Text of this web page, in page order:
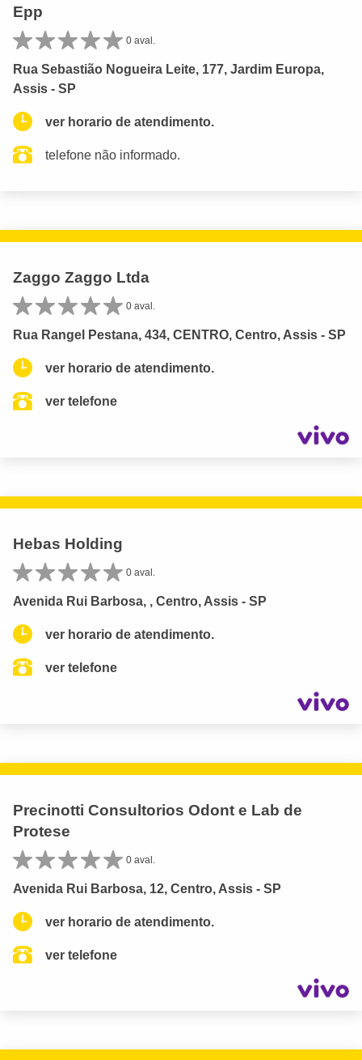
Epp
0 aval.
Rua Sebastião Nogueira Leite, 177, Jardim Europa,
Assis - SP
ver horario de atendimento.
telefone não informado.
Zaggo Zaggo Ltda
0 aval.
Rua Rangel Pestana, 434, CENTRO, Centro, Assis - SP
ver horario de atendimento.
ver telefone
Hebas Holding
0 aval.
Avenida Rui Barbosa, , Centro, Assis - SP
ver horario de atendimento.
ver telefone
Precinotti Consultorios Odont e Lab de
Protese
0 aval.
Avenida Rui Barbosa, 12, Centro, Assis - SP
ver horario de atendimento.
ver telefone